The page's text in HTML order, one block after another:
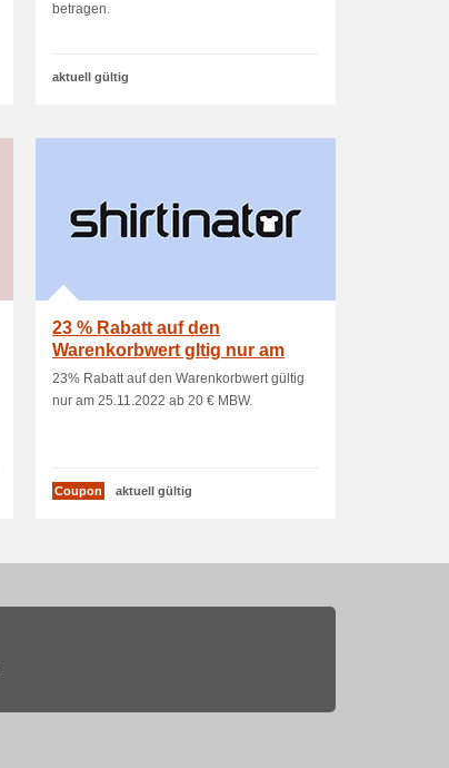
betragen.
aktuell gültig
23 % Rabatt auf den
Warenkorbwert gltig nur am
25.11.2022 ab 20 MBW
23% Rabatt auf den Warenkorbwert gültig
nur am 25.11.2022 ab 20 € MBW.
Coupon aktuell gültig